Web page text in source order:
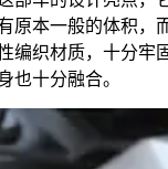
原本一般的体积，
编织材质，十分牢
也十分融合。